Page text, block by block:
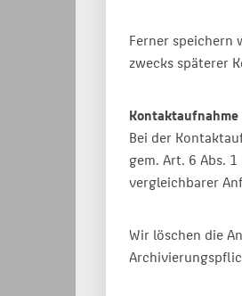
Ferner speichern
zwecks späterer
Kontaktaufnahme
Bei der
gem. Art. 6 Abs.
vergleichbarer
Wir löschen die